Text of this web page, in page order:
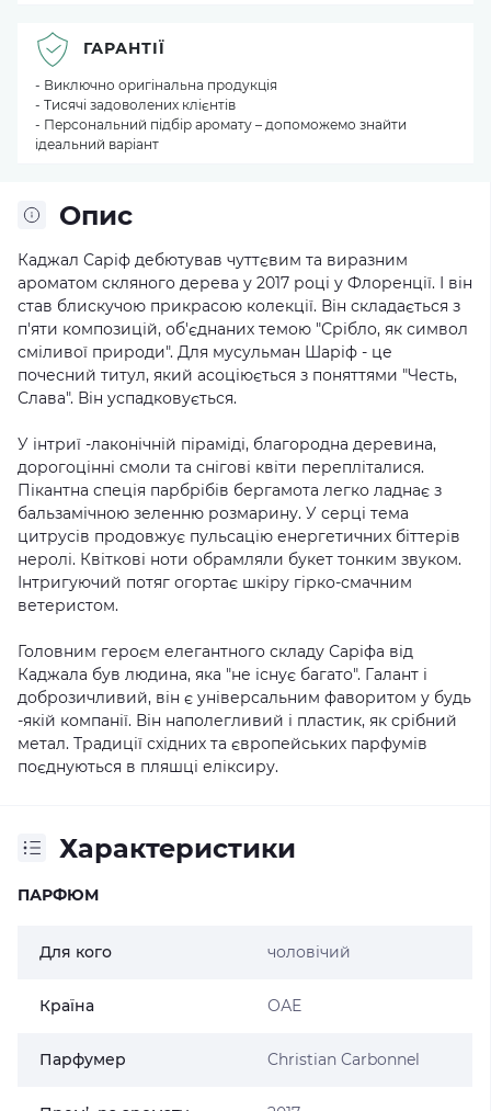
Опис
Каджал Саріф дебютував чуттєвим та виразним
ароматом скляного дерева у 2017 році у Флоренції. І він
став блискучою прикрасою колекції. Він складається з
п'яти композицій, об'єднаних темою "Срібло, як символ
сміливої ​​природи". Для мусульман Шаріф - це
почесний титул, який асоціюється з поняттями "Честь,
Слава". Він успадковується.
У інтриї -лаконічній піраміді, благородна деревина,
дорогоцінні смоли та снігові квіти перепліталися.
Пікантна спеція парбрібів бергамота легко ладнає з
бальзамічною зеленню розмарину. У серці тема
цитрусів продовжує пульсацію енергетичних біттерів
неролі. Квіткові ноти обрамляли букет тонким звуком.
Інтригуючий потяг огортає шкіру гірко-смачним
ветеристом.
Головним героєм елегантного складу Саріфа від
Каджала був людина, яка "не існує багато". Галант і
доброзичливий, він є універсальним фаворитом у будь
-якій компанії. Він наполегливий і пластик, як срібний
метал. Традиції східних та європейських парфумів
поєднуються в пляшці еліксиру.
Характеристики
ПАРФЮМ
Для кого чоловічий
Країна ОАЕ
Парфумер Christian Carbonnel
ГАРАНТІЇ
- Виключно оригінальна продукція
- Тисячі задоволених клієнтів
- Персональний підбір аромату – допоможемо знайти
ідеальний варіант